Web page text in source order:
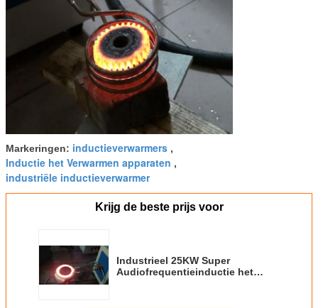
Markeringen: inductieverwarmers ,
Inductie het Verwarmen apparaten ,
industriële inductieverwarmer
Krijg de beste prijs voor
Industrieel 25KW Super
Audiofrequentieinductie het